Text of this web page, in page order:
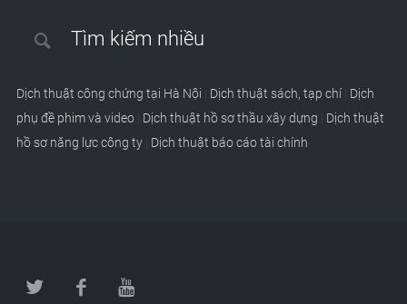
Tìm kiếm nhiều
Dịch thuật công chứng tại Hà Nội Dịch thuật sách, tạp chí| Dịch
phụ đề phim và video| Dịch thuật hồ sơ thầu xây dựng
Dịch thuật
hồ sơ năng lực công ty| Dịch thuật báo cáo tài chính